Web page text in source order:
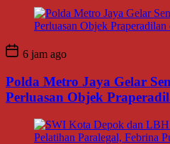
6 jam ago
Polda Metro Jaya Gelar
Perluasan Objek